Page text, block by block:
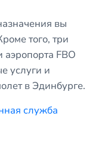
вы
того, три
FBO
услуги и
в Эдинбурге.
служба